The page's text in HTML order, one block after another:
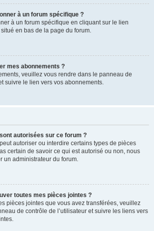
à un forum spécifique ?
à un forum spécifique en cliquant sur le lien
en bas de la page du forum.
mes abonnements ?
veuillez vous rendre dans le panneau de
suivre le lien vers vos abonnements.
autorisées sur ce forum ?
autoriser ou interdire certains types de pièces
certain de savoir ce qui est autorisé ou non, nous
un administrateur du forum.
toutes mes pièces jointes ?
pièces jointes que vous avez transférées, veuillez
de contrôle de l’utilisateur et suivre les liens vers